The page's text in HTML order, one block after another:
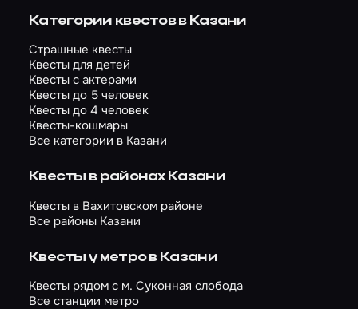
Категории квестов в Казани
Страшные квесты
Квесты для детей
Квесты с актерами
Квесты до 5 человек
Квесты до 4 человек
Квесты-кошмары
Все категории в Казани
Квесты в районах Казани
Квесты в Вахитовском районе
Все районы Казани
Квесты у метро в Казани
Квесты рядом с м. Суконная слобода
Все станции метро